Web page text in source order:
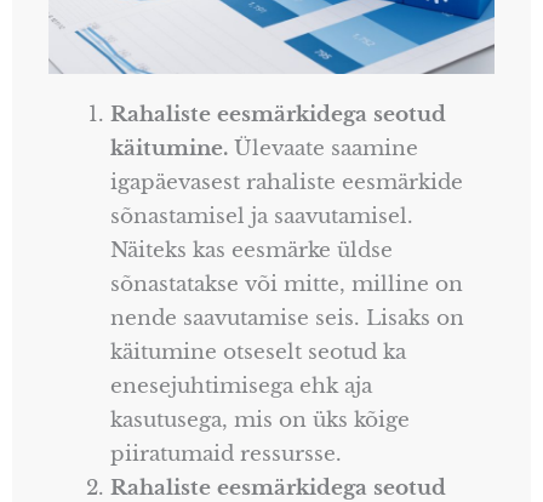
Rahaliste eesmärkidega seotud
käitumine. Ülevaate saamine
igapäevasest rahaliste eesmärkide
sõnastamisel ja saavutamisel.
Näiteks kas eesmärke üldse
sõnastatakse või mitte, milline on
nende saavutamise seis. Lisaks on
käitumine otseselt seotud ka
enesejuhtimisega ehk aja
kasutusega, mis on üks kõige
piiratumaid ressursse.
Rahaliste eesmärkidega seotud